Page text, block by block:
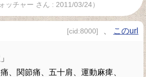
ッチャー さん : 2011/03/24）
[cid:8000] このurl
、関節痛、五十肩、運動麻痺、